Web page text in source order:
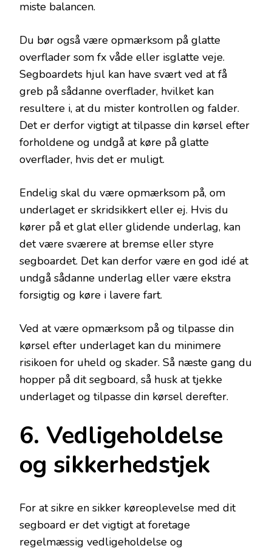
miste balancen.
Du bør også være opmærksom på glatte
overflader som fx våde eller isglatte veje.
Segboardets hjul kan have svært ved at få
greb på sådanne overflader, hvilket kan
resultere i, at du mister kontrollen og falder.
Det er derfor vigtigt at tilpasse din kørsel efter
forholdene og undgå at køre på glatte
overflader, hvis det er muligt.
Endelig skal du være opmærksom på, om
underlaget er skridsikkert eller ej. Hvis du
kører på et glat eller glidende underlag, kan
det være sværere at bremse eller styre
segboardet. Det kan derfor være en god idé at
undgå sådanne underlag eller være ekstra
forsigtig og køre i lavere fart.
Ved at være opmærksom på og tilpasse din
kørsel efter underlaget kan du minimere
risikoen for uheld og skader. Så næste gang du
hopper på dit segboard, så husk at tjekke
underlaget og tilpasse din kørsel derefter.
6. Vedligeholdelse
og sikkerhedstjek
For at sikre en sikker køreoplevelse med dit
segboard er det vigtigt at foretage
regelmæssig vedligeholdelse og